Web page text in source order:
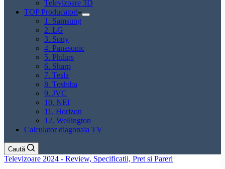
Televizoare 3D
TOP Producatori
1. Samsung
2. LG
3. Sony
4. Panasonic
5. Philips
6. Sharp
7. Tesla
8. Toshiba
9. JVC
10. NEI
11. Horizon
12. Wellington
Calculator diagonala TV
Caută
Televizoare 2024 - Review, Specificatii, Pret si Pareri